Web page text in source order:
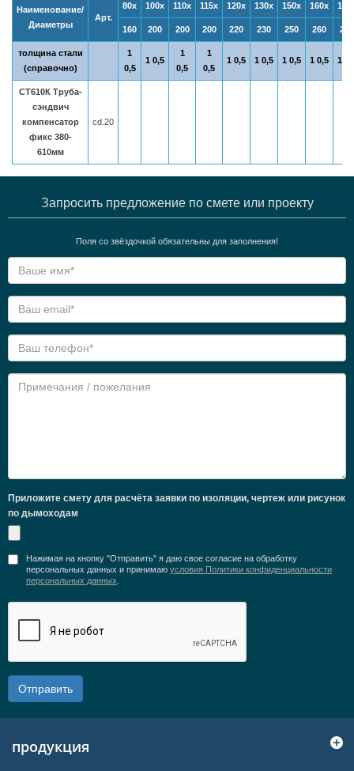
Наименование/
Диаметры
Арт.
80х 100х 110х 115х 120х 130х 150х 160х
160 200 200 200 220 230 250 260 280
толщина стали
(справочно)
1
0,5
1 0,5
1
0,5
1
0,5
1 0,5 1 0,5 1 0,5 1 0,5 1
СТ610К Труба-
сэндвич
компенсатор
фикс 380-
610мм
cd.20
Запросить предложение по смете или проекту
Поля со звёздочкой обязательны для заполнения!
Приложите смету для расчёта заявки по изоляции, чертеж или рисунок
по дымоходам
Нажимая на кнопку "Отправить" я даю свое согласие на обработку
персональных данных и принимаю условия Политики конфиденциальности
персональных данных
Отправить
продукция